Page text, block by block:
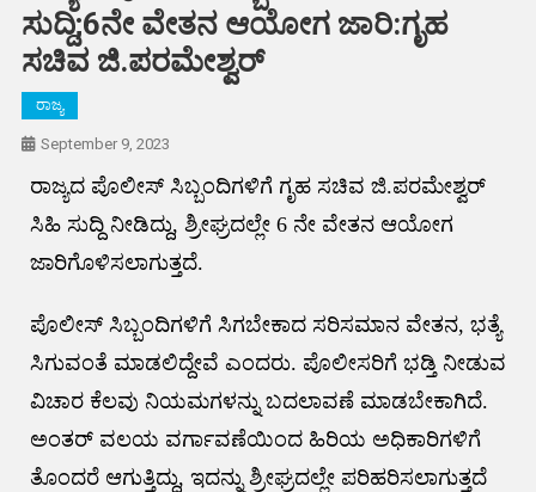
ಸುದ್ದಿ;6ನೇ ವೇತನ ಆಯೋಗ ಜಾರಿ:ಗೃಹ
ಸಚಿವ ಜಿ.ಪರಮೇಶ್ವರ್
ರಾಜ್ಯ
September 9, 2023
ರಾಜ್ಯದ ಪೊಲೀಸ್ ಸಿಬ್ಬಂದಿಗಳಿಗೆ ಗೃಹ ಸಚಿವ ಜಿ.ಪರಮೇಶ್ವರ್
ಸಿಹಿ ಸುದ್ದಿ ನೀಡಿದ್ದು, ಶ್ರೀಘ್ರದಲ್ಲೇ 6 ನೇ ವೇತನ ಆಯೋಗ
ಜಾರಿಗೊಳಿಸಲಾಗುತ್ತದೆ.
ಪೊಲೀಸ್ ಸಿಬ್ಬಂದಿಗಳಿಗೆ ಸಿಗಬೇಕಾದ ಸರಿಸಮಾನ ವೇತನ, ಭತ್ಯೆ
ಸಿಗುವಂತೆ ಮಾಡಲಿದ್ದೇವೆ ಎಂದರು. ಪೊಲೀಸರಿಗೆ ಭಡ್ತಿ ನೀಡುವ
ವಿಚಾರ ಕೆಲವು ನಿಯಮಗಳನ್ನು ಬದಲಾವಣೆ ಮಾಡಬೇಕಾಗಿದೆ.
ಅಂತರ್ ವಲಯ ವರ್ಗಾವಣೆಯಿಂದ ಹಿರಿಯ ಅಧಿಕಾರಿಗಳಿಗೆ
ತೊಂದರೆ ಆಗುತ್ತಿದ್ದು, ಇದನ್ನು ಶ್ರೀಘ್ರದಲ್ಲೇ ಪರಿಹರಿಸಲಾಗುತ್ತದೆ